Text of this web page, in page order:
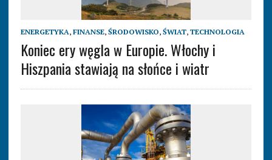
ENERGETYKA, FINANSE, ŚRODOWISKO, ŚWIAT, TECHNOLOGIA
Koniec ery węgla w Europie. Włochy i
Hiszpania stawiają na słońce i wiatr